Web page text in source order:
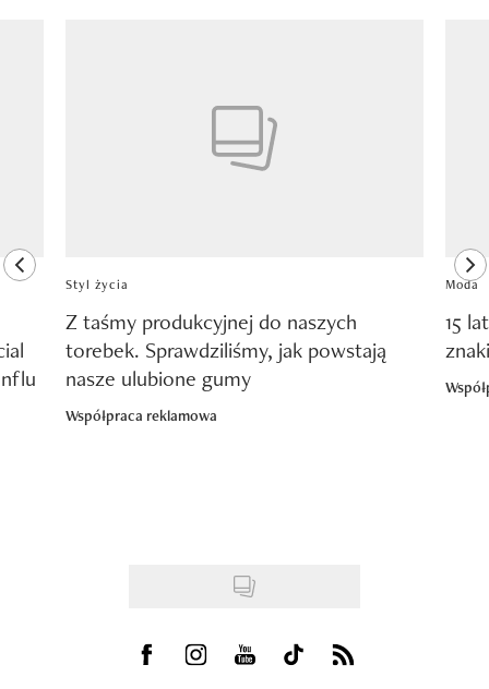
previous element
Styl życia
Z taśmy produkcyjnej do naszych
torebek. Sprawdziliśmy, jak powstają
nasze ulubione gumy
Współpraca reklamowa
Moda
15
Visit us on Facebook
Visit us on Instagram
Visit us on Youtube
Visit us on Tiktok
Visit us on Rss